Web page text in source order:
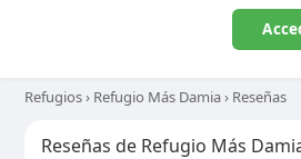
Refugios› Refugio Más Damia› Reseñas
Reseñas de Refugio Más